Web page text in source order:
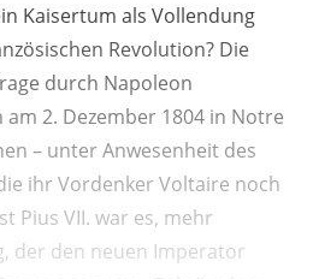
Kaisertum als Vollendung
Revolution? Die
durch Napoleon
2. Dezember 1804 in Notre
– unter Anwesenheit des
ihr Vordenker Voltaire noch
Pius VII. war es, mehr
der den neuen Imperator